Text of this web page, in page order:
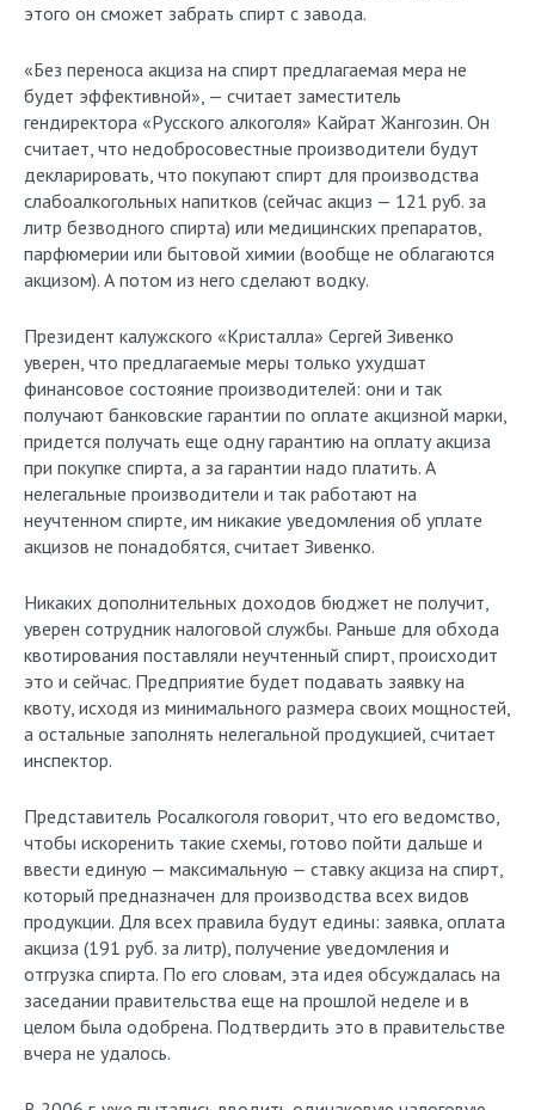
этого он сможет забрать спирт с завода.
«Без переноса акциза на спирт предлагаемая мера не
будет эффективной», — считает заместитель
гендиректора «Русского алкоголя» Кайрат Жангозин. Он
считает, что недобросовестные производители будут
декларировать, что покупают спирт для производства
слабоалкогольных напитков (сейчас акциз — 121 руб. за
литр безводного спирта) или медицинских препаратов,
парфюмерии или бытовой химии (вообще не облагаются
акцизом). А потом из него сделают водку.
Президент калужского «Кристалла» Сергей Зивенко
уверен, что предлагаемые меры только ухудшат
финансовое состояние производителей: они и так
получают банковские гарантии по оплате акцизной марки,
придется получать еще одну гарантию на оплату акциза
при покупке спирта, а за гарантии надо платить. А
нелегальные производители и так работают на
неучтенном спирте, им никакие уведомления об уплате
акцизов не понадобятся, считает Зивенко.
Никаких дополнительных доходов бюджет не получит,
уверен сотрудник налоговой службы. Раньше для обхода
квотирования поставляли неучтенный спирт, происходит
это и сейчас. Предприятие будет подавать заявку на
квоту, исходя из минимального размера своих мощностей,
а остальные заполнять нелегальной продукцией, считает
инспектор.
Представитель Росалкоголя говорит, что его ведомство,
чтобы искоренить такие схемы, готово пойти дальше и
ввести единую — максимальную — ставку акциза на спирт,
который предназначен для производства всех видов
продукции. Для всех правила будут едины: заявка, оплата
акциза (191 руб. за литр), получение уведомления и
отгрузка спирта. По его словам, эта идея обсуждалась на
заседании правительства еще на прошлой неделе и в
целом была одобрена. Подтвердить это в правительстве
вчера не удалось.